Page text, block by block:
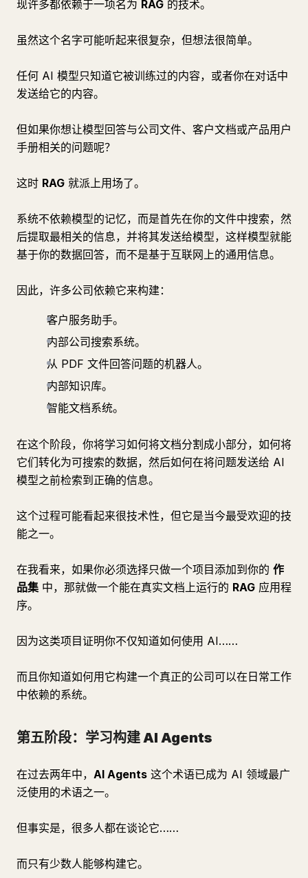
现许多都依赖于一项名为 RAG 的技术。
虽然这个名字可能听起来很复杂，但想法很简单。
任何 AI 模型只知道它被训练过的内容，或者你在对话中
发送给它的内容。
但如果你想让模型回答与公司文件、客户文档或产品用户
手册相关的问题呢？
这时 RAG 就派上用场了。
系统不依赖模型的记忆，而是首先在你的文件中搜索，然
后提取最相关的信息，并将其发送给模型，这样模型就能
基于你的数据回答，而不是基于互联网上的通用信息。
因此，许多公司依赖它来构建：
客户服务助手。
内部公司搜索系统。
从 PDF 文件回答问题的机器人。
内部知识库。
智能文档系统。
在这个阶段，你将学习如何将文档分割成小部分，如何将
它们转化为可搜索的数据，然后如何在将问题发送给 AI
模型之前检索到正确的信息。
这个过程可能看起来很技术性，但它是当今最受欢迎的技
能之一。
在我看来，如果你必须选择只做一个项目添加到你的 作
品集 中，那就做一个能在真实文档上运行的 RAG 应用程
序。
因为这类项目证明你不仅知道如何使用 AI……
而且你知道如何用它构建一个真正的公司可以在日常工作
中依赖的系统。
第五阶段：学习构建 AI Agents
在过去两年中， AI Agents 这个术语已成为 AI 领域最广
泛使用的术语之一。
但事实是，很多人都在谈论它……
而只有少数人能够构建它。